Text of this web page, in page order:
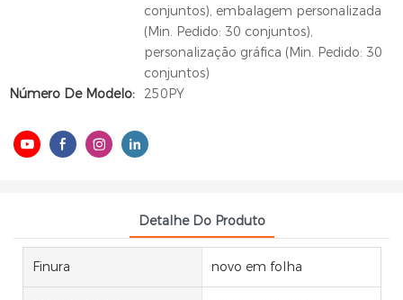
conjuntos), embalagem personalizada
(Min. Pedido: 30 conjuntos),
personalização gráfica (Min. Pedido: 30
conjuntos)
Número De Modelo:
250PY
Detalhe Do Produto
Finura novo em folha